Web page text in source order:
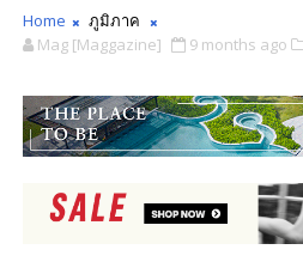
Home
ภูมิภาค
Mag [Maggazine]
9 months ago